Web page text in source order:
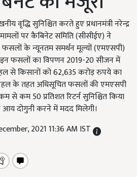
वृद्धि सुनिश्चित करते हुए प्रधानमंत्री नरेन्द्र
पर कैबिनेट समिति (सीसीईए) ने
फसलों के न्यूनतम समर्थन मूल्यों (एमएसपी)
इन फसलों का विपणन 2019-20 सीजन में
से किसानों को 62,635 करोड़ रुपये का
पहल के तहत अधिसूचित फसलों की एमएसपी
से कम 50 प्रतिशत रिटर्न सुनिश्चित किया
दोगुनी करने में मदद मिलेगी।
2021 11:36 AM IST